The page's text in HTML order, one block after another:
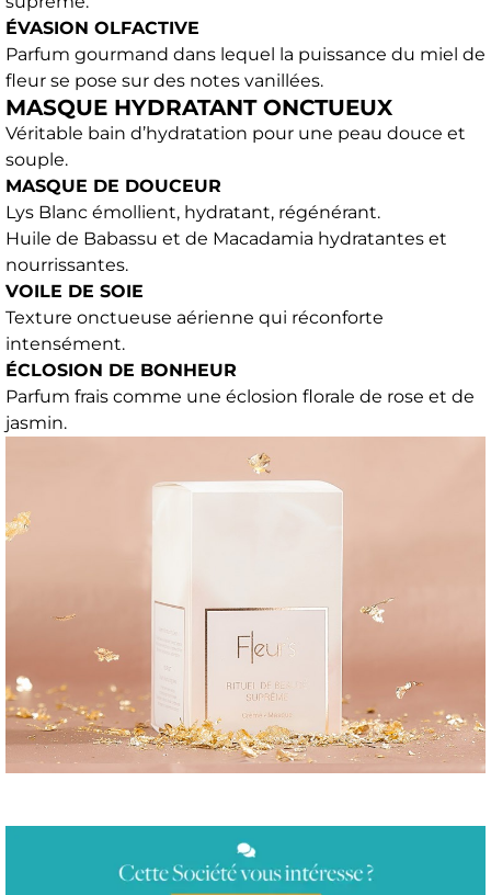
ÉVASION OLFACTIVE
Parfum gourmand dans lequel la puissance du miel de
fleur se pose sur des notes vanillées.
MASQUE HYDRATANT ONCTUEUX
Véritable bain d’hydratation pour une peau douce et
souple.
MASQUE DE DOUCEUR
Lys Blanc émollient, hydratant, régénérant.
Huile de Babassu et de Macadamia hydratantes et
nourrissantes.
VOILE DE SOIE
Texture onctueuse aérienne qui réconforte
intensément.
ÉCLOSION DE BONHEUR
Parfum frais comme une éclosion florale de rose et de
jasmin.